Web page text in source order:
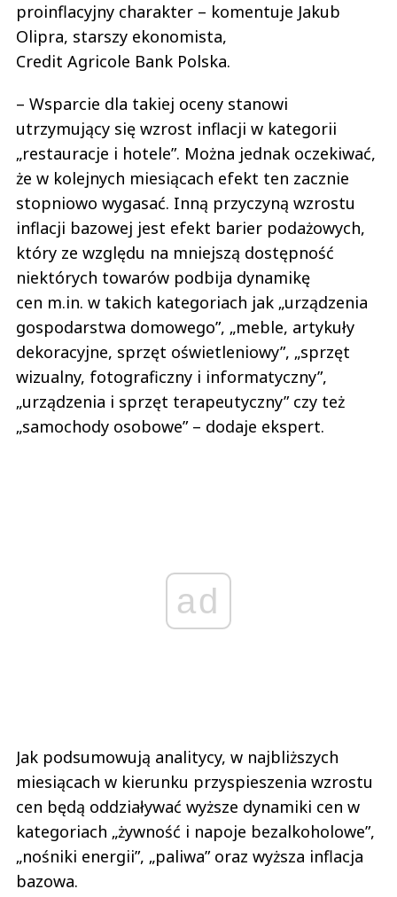
proinflacyjny charakter – komentuje Jakub
Olipra, starszy ekonomista,
Credit Agricole Bank Polska.
– Wsparcie dla takiej oceny stanowi
utrzymujący się wzrost inflacji w kategorii
„restauracje i hotele”. Można jednak oczekiwać,
że w kolejnych miesiącach efekt ten zacznie
stopniowo wygasać. Inną przyczyną wzrostu
inflacji bazowej jest efekt barier podażowych,
który ze względu na mniejszą dostępność
niektórych towarów podbija dynamikę
cen m.in. w takich kategoriach jak „urządzenia
gospodarstwa domowego”, „meble, artykuły
dekoracyjne, sprzęt oświetleniowy”, „sprzęt
wizualny, fotograficzny i informatyczny”,
„urządzenia i sprzęt terapeutyczny” czy też
„samochody osobowe” – dodaje ekspert.
ad
Jak podsumowują analitycy, w najbliższych
miesiącach w kierunku przyspieszenia wzrostu
cen będą oddziaływać wyższe dynamiki cen w
kategoriach „żywność i napoje bezalkoholowe”,
„nośniki energii”, „paliwa” oraz wyższa inflacja
bazowa.